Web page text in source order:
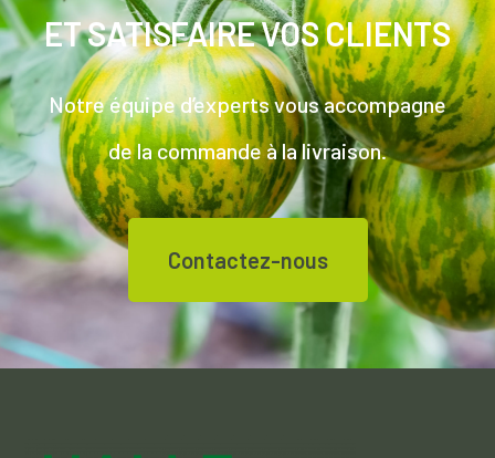
ET SATISFAIRE VOS CLIENTS
Notre équipe d’experts vous accompagne
de la commande à la livraison.
Contactez-nous